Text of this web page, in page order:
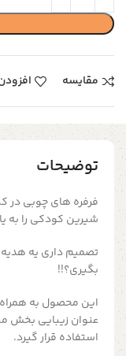
مقایسه
توضیحات
فرفره های چوبی در
شیرین کودکی را به
تصمیم داری یه
بگیری؟!!
این محصول به
عنوان زیبایی بخش
استفاده قرار گیرد.